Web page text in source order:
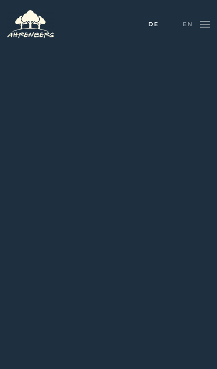
Skip to main content DE EN